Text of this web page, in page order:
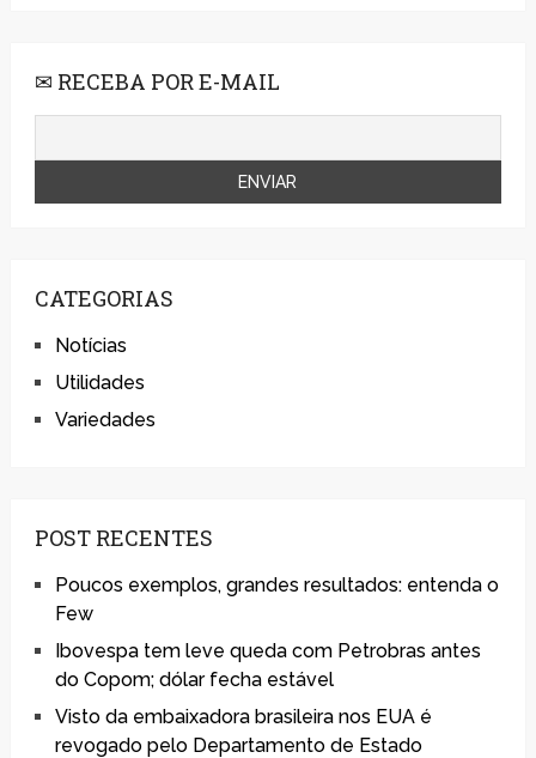
✉ RECEBA POR E-MAIL
CATEGORIAS
Notícias
Utilidades
Variedades
POST RECENTES
Poucos exemplos, grandes resultados: entenda o
Few
Ibovespa tem leve queda com Petrobras antes
do Copom; dólar fecha estável
Visto da embaixadora brasileira nos EUA é
revogado pelo Departamento de Estado